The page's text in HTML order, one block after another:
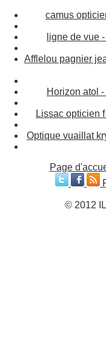
camus
ligne de vue
Afflelou pagnier
Horizon atol
Lissac opticien
Optique vuaillat
Page
© 2012